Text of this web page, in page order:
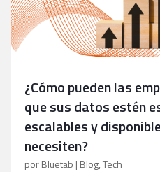
¿Cómo pueden las
que sus datos estén
escalables y
necesiten?
porBluetab | Blog,Tech